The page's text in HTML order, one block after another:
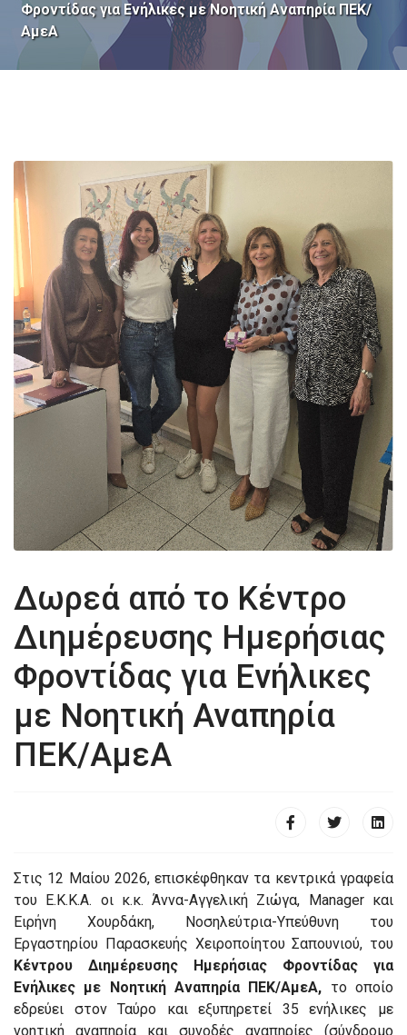
Φροντίδας για Ενήλικες με Νοητική Αναπηρία ΠΕΚ/
ΑμεΑ
Δωρεά από το Κέντρο
Διημέρευσης Ημερήσιας
Φροντίδας για Ενήλικες
με Νοητική Αναπηρία
ΠΕΚ/ΑμεΑ
Στις 12 Μαίου 2026, επισκέφθηκαν τα κεντρικά γραφεία
του Ε.Κ.Κ.Α. οι κ.κ. Άννα-Αγγελική Ζιώγα, Manager και
Ειρήνη Χουρδάκη, Νοσηλεύτρια-Υπεύθυνη του
Εργαστηρίου Παρασκευής Χειροποίητου Σαπουνιού, του
Κέντρου Διημέρευσης Ημερήσιας Φροντίδας για
Ενήλικες με Νοητική Αναπηρία ΠΕΚ/ΑμεΑ, το οποίο
εδρεύει στον Ταύρο και εξυπηρετεί 35 ενήλικες με
νοητική αναπηρία και συνοδές αναπηρίες (σύνδρομο